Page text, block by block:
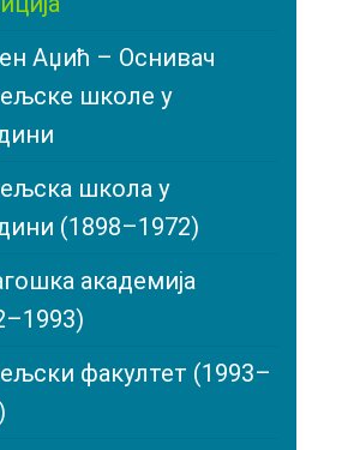
Аџић – Оснивач
школе у
школа у
(1898–1972)
академија
факултет (1993–